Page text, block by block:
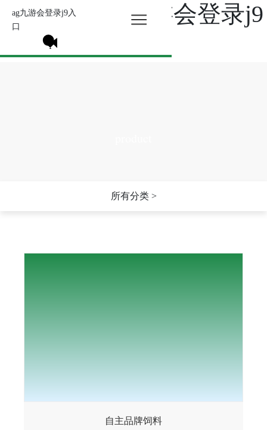
安全饲料-ag九游会登录j9
入口
ag九游会登录j9入
口
所有分类 >
自主品牌饲料